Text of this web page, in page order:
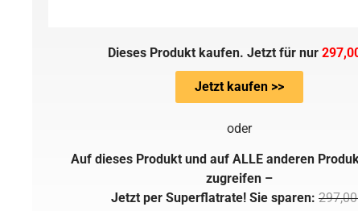
Dieses Produkt kaufen. Jetzt für nur
Jetzt kaufen >>
oder
Auf dieses Produkt und auf ALLE anderen
zugreifen –
Jetzt per Superflatrate! Sie sparen: